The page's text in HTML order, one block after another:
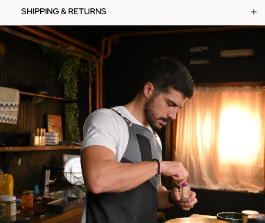
SHIPPING & RETURNS